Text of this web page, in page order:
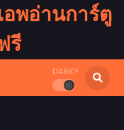
พอ่านการ์ตู
รี
DARK?